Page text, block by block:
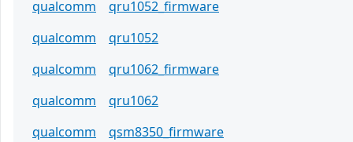
qualcomm
qru1052_firmware
qualcomm
qru1052
qualcomm
qru1062_firmware
qualcomm
qru1062
qualcomm
qsm8350_firmware